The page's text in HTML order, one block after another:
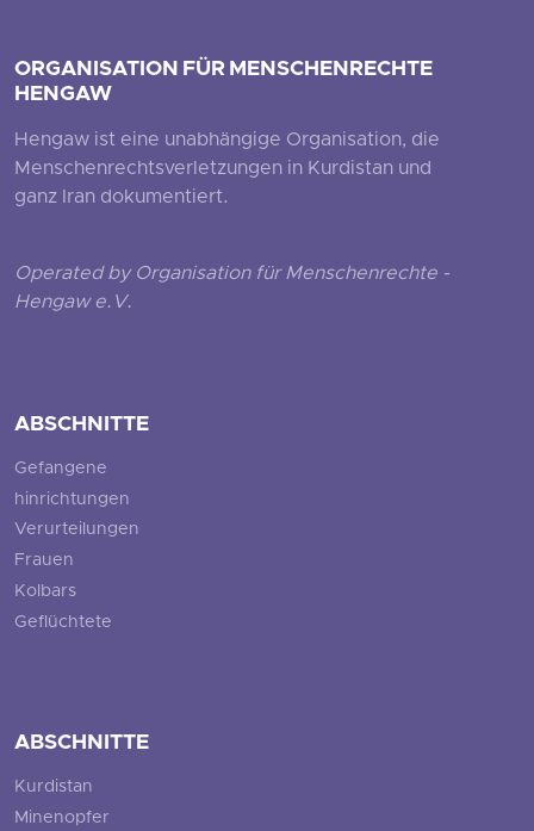
ORGANISATION FÜR MENSCHENRECHTE
HENGAW
Hengaw ist eine unabhängige Organisation, die
Menschenrechtsverletzungen in Kurdistan und
ganz Iran dokumentiert.
Operated by Organisation für Menschenrechte -
Hengaw e.V.
ABSCHNITTE
Gefangene
hinrichtungen
Verurteilungen
Frauen
Kolbars
Geflüchtete
ABSCHNITTE
Kurdistan
Minenopfer